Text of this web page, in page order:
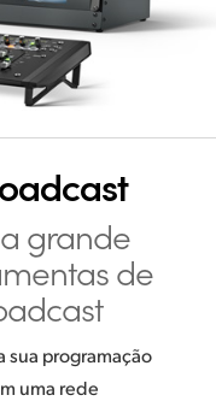
grande
de
sua programação
uma rede